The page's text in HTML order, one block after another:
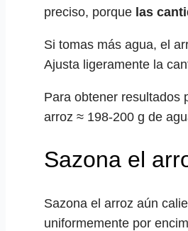
preciso, porque las
Si tomas más agua, el
Ajusta ligeramente la
Para obtener resultados
arroz ≈ 198-200 g de
Sazona el
Sazona el arroz aún
uniformemente por